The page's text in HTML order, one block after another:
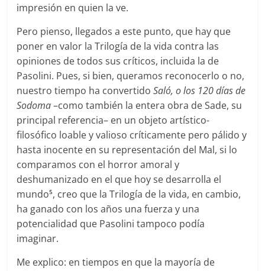
impresión en quien la ve.
Pero pienso, llegados a este punto, que hay que
poner en valor la Trilogía de la vida contra las
opiniones de todos sus críticos, incluida la de
Pasolini. Pues, si bien, queramos reconocerlo o no,
nuestro tiempo ha convertidoSaló,o los 120 días de
Sodoma–como también la entera obra de Sade, su
principal referencia– en un objeto artístico-
filosófico loable y valioso críticamente pero pálido y
hasta inocente en su representación del Mal, si lo
comparamos con el horror amoral y
deshumanizado en el que hoy se desarrolla el
mundo5, creo que la Trilogía de la vida, en cambio,
ha ganado con los años una fuerza y una
potencialidad que Pasolini tampoco podía
imaginar.
Me explico: en tiempos en que la mayoría de